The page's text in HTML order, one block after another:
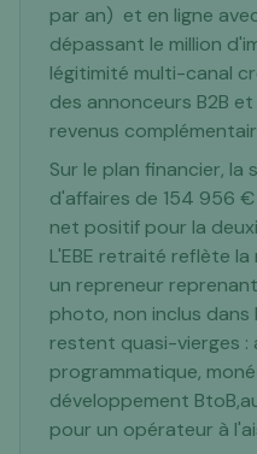
par an) et en ligne
dépassant le million
légitimité multi-canal
des annonceurs B2B
revenus
Sur le plan financier,
d'affaires de 154 956
net positif pour la
L'EBE retraité reflète
un repreneur
photo, non inclus dans
restent quasi-vierges :
programmatique,
développement
pour un opérateur à